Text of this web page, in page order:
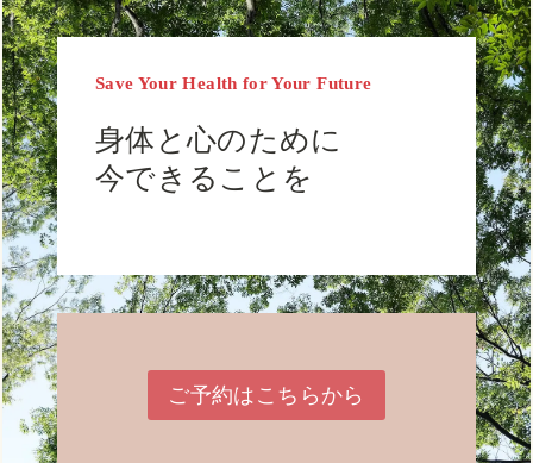
Save Your Health for Your Future
身体と心のために
今できることを
ご予約はこちらから